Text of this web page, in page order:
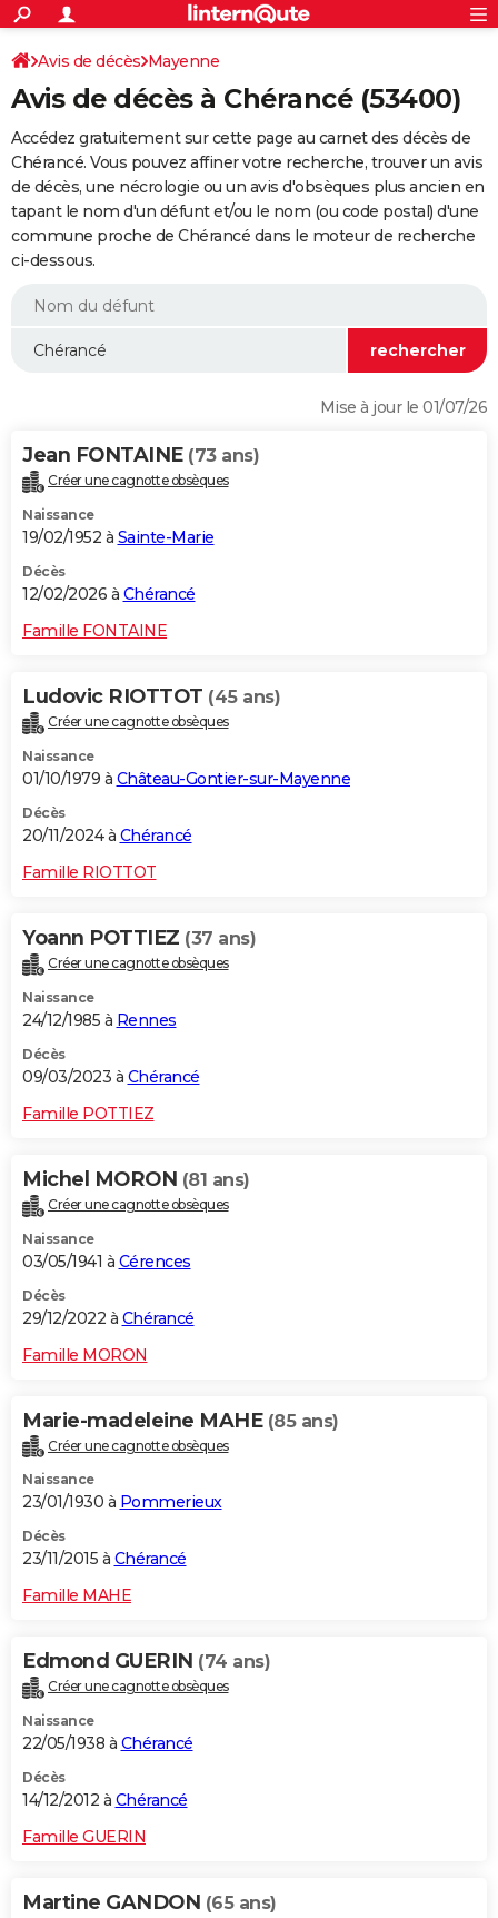
ACTUALITÉS
Politique
Société
Faits Divers
Education
Monde
Villes
+
SPORT
Coupe du monde 2026
Football
Tennis
Cyclisme
Rugby
Forum
Programme TV
TNT
Streaming
Cinéma
Sorties cinéma
Musique
+
FINANCE
Retraite
Epargne
Immobilier
Risques naturels par ville
Assurance
AUTO
Essais
Réserver un essai
Citadines
Berlines
SUV
Forum auto
+HIGH-TECH
BRICOLAGE
WEEK-END
Alimentation
Guide de la santé
Maladies
Médicaments
Sommeil
VOYAGE
Destinations
City break
Voyage nature
Voyage de noces
Forum
Climat
+PHOTO
GUIDES D'ACHAT
Carte de Noël
Carte Bonne année
Carte Saint-Valentin
Carte Pâques
Carte d'anniversaire
DICTIONNAIRE
Dictionnaire
Biographies
Citations
Expressions
Proverbes
PROGRAMME TV
S'inscrire
Se connecter
Lycées
Collèges
Primaires
Universités
Entreprises
Service militaire
Avis de recherche
AVIS DE DÉCÈS
FORUM
Avis de décès Mayenne
Avis de décès à Chérancé (53400)
Accédez gratuitement sur cette page au carnet des décès de
Chérancé. Vous pouvez affiner votre recherche, trouver un avis
de décès, une nécrologie ou un avis d'obsèques plus ancien en
tapant le nom d'un défunt et/ou le nom (ou code postal) d'une
commune proche de Chérancé dans le moteur de recherche
ci-dessous.
Mise à jour le 01/07/26
Jean FONTAINE (73 ans)
Créer une cagnotte obsèques
Naissance
19/02/1952 à Sainte-Marie
Décès
12/02/2026 à Chérancé
Famille FONTAINE
Ludovic RIOTTOT (45 ans)
Créer une cagnotte obsèques
Naissance
01/10/1979 à Château-Gontier-sur-Mayenne
Décès
20/11/2024 à Chérancé
Famille RIOTTOT
Yoann POTTIEZ (37 ans)
Créer une cagnotte obsèques
Naissance
24/12/1985 à Rennes
Décès
09/03/2023 à Chérancé
Famille POTTIEZ
Michel MORON (81 ans)
Créer une cagnotte obsèques
Naissance
03/05/1941 à Cérences
Décès
29/12/2022 à Chérancé
Famille MORON
Marie-madeleine MAHE (85 ans)
Créer une cagnotte obsèques
Naissance
23/01/1930 à Pommerieux
Décès
23/11/2015 à Chérancé
Famille MAHE
Edmond GUERIN (74 ans)
Créer une cagnotte obsèques
Naissance
22/05/1938 à Chérancé
Décès
14/12/2012 à Chérancé
Famille GUERIN
Martine GANDON (65 ans)